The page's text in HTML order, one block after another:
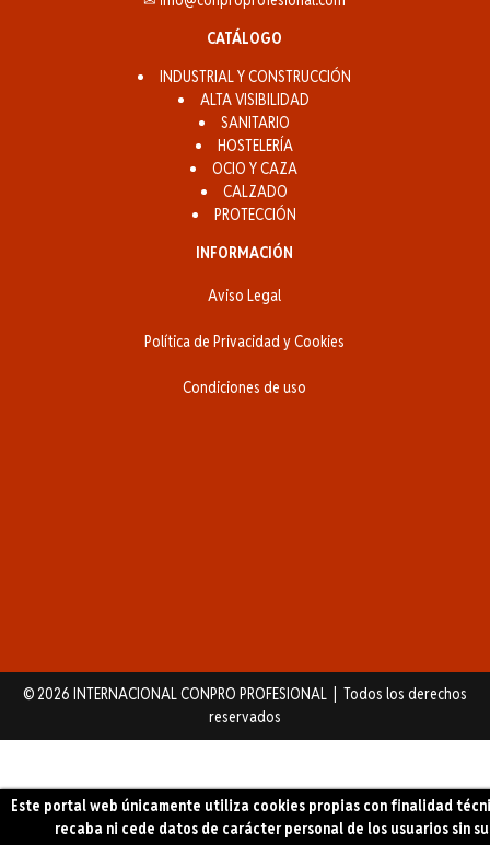
CATÁLOGO
INDUSTRIAL Y CONSTRUCCIÓN
ALTA VISIBILIDAD
SANITARIO
HOSTELERÍA
OCIO Y CAZA
CALZADO
PROTECCIÓN
INFORMACIÓN
Aviso Legal
Política de Privacidad y Cookies
Condiciones de uso
© 2026 INTERNACIONAL CONPRO PROFESIONAL | Todos los derechos
reservados
Este portal web únicamente utiliza cookies propias con finalidad
recaba ni cede datos de carácter personal de los usuarios sin su